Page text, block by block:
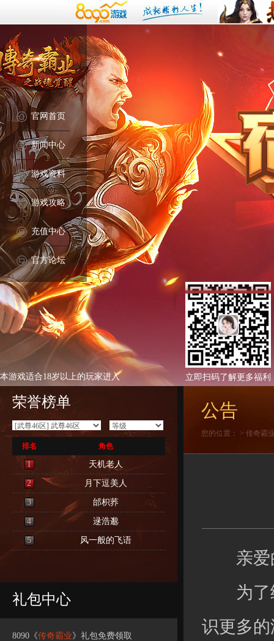
立即扫码了解更多福利
官网首页
新闻中心
游戏资料
游戏攻略
充值中心
官方论坛
本游戏适合18岁以上的玩家进入
荣誉榜单
排名 角色
1 天机老人
2 月下逗美人
3 邰枳荞
4 逯浩邈
5 风一般的飞语
礼包中心
8090《传奇霸业》礼包免费领取
公告
您的位置： > 传奇霸
亲爱
为了给
识更多